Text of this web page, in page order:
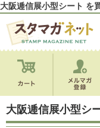
大阪逓信展小型シート を
大阪逓信展小型シ